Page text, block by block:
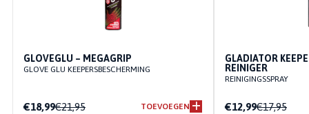
GLOVEGLU – MEGAGRIP
GLOVE GLU KEEPERSBESCHERMING
€18,99€21,95 TOEVOEGEN
GLADIATOR
REINIGER
REINIGINGSSPRAY
€12,99€17,95